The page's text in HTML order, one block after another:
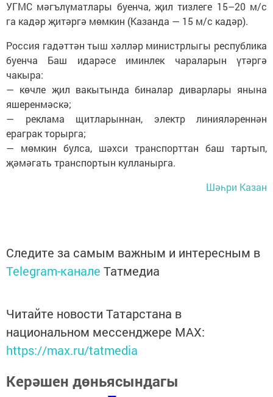
УГМС мәгълүматлары буенча, җил тизлеге 15–20 м/с
га кадәр җитәргә мөмкин (Казанда — 15 м/с кадәр).
Россия гадәттән тыш хәлләр министрлыгы республика
буенча Баш идарәсе иминлек чараларын үтәргә
чакыра:
— көчле җил вакытында биналар диварлары янына
яшеренмәскә;
— реклама щитларыннан, электр линияләреннән
ераграк торырга;
— мөмкин булса, шәхси транспорттан баш тартып,
җәмәгать транспортын кулланырга.
Шәһри Казан
Следите за самым важным и интересным в
Telegram-канале Татмедиа
Читайте новости Татарстана в
национальном мессенджере MАХ:
https://max.ru/tatmedia
Керәшен дөньясындагы